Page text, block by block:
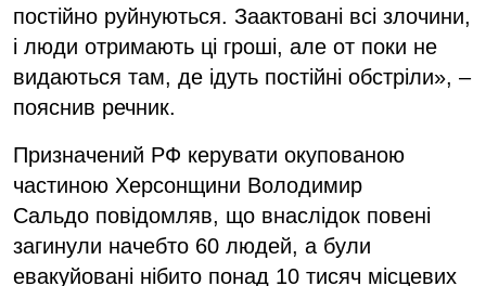
постійно руйнуються. Заактовані всі злочини,
і люди отримають ці гроші, але от поки не
видаються там, де ідуть постійні обстріли», –
пояснив речник.
Призначений РФ керувати окупованою
частиною Херсонщини Володимир
Сальдо повідомляв, що внаслідок повені
загинули начебто 60 людей, а були
евакуйовані нібито понад 10 тисяч місцевих